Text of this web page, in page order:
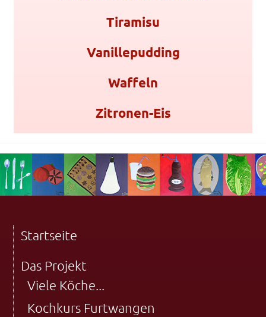
Tiramisu
Vanillepudding
Waffeln
Zitronen-Eis
Startseite
Das Projekt
Viele Köche...
Kochkurs Furtwangen